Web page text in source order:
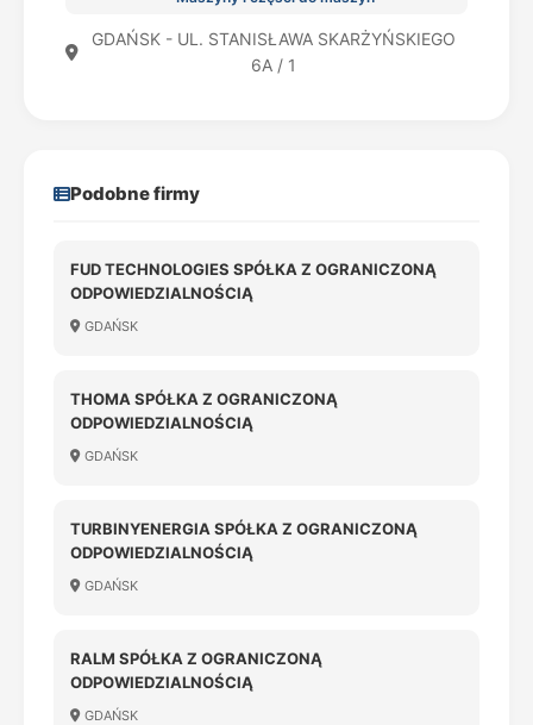
GDAŃSK - UL. STANISŁAWA SKARŻYŃSKIEGO
6A / 1
Podobne firmy
FUD TECHNOLOGIES SPÓŁKA Z OGRANICZONĄ
ODPOWIEDZIALNOŚCIĄ
GDAŃSK
THOMA SPÓŁKA Z OGRANICZONĄ
ODPOWIEDZIALNOŚCIĄ
GDAŃSK
TURBINYENERGIA SPÓŁKA Z OGRANICZONĄ
ODPOWIEDZIALNOŚCIĄ
GDAŃSK
RALM SPÓŁKA Z OGRANICZONĄ
ODPOWIEDZIALNOŚCIĄ
GDAŃSK